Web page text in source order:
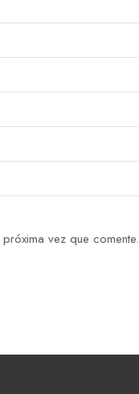
vez que comente.